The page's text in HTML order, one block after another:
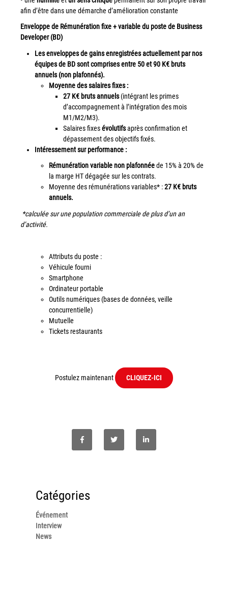
Tel : 04 37 64 64 02
Linkedin
XEROX I Concessionnaire Agrée
Contact
Newsletter
Politique de confidentialité
Mentions légales
© Axilis
afin d’être dans une démarche d’amélioration constante
Enveloppe de Rémunération fixe + variable du poste de Business
Developer (BD)
Les enveloppes de gains enregistrées actuellement par nos
équipes de BD sont comprises entre 50 et 90 K€ bruts
annuels (non plafonnés).
Moyenne des salaires fixes :
27 K€ bruts annuels(intégrant les primes
d’accompagnement à l’intégration des mois
M1/M2/M3).
Salaires fixesévolutifsaprès confirmation et
dépassement des objectifs fixés.
Intéressement sur performance :
Rémunération variable non plafonnéede 15% à 20% de
la marge HT dégagée sur les contrats.
Moyenne des rémunérations variables* :27 K€ bruts
annuels.
*calculée sur une population commerciale de plus d’un an
d’activité.
Attributs du poste :
Véhicule fourni
Smartphone
Ordinateur portable
Outils numériques (bases de données, veille
concurrentielle)
Mutuelle
Tickets restaurants
Postulez maintenant CLIQUEZ-ICI
Catégories
Événement
Interview
News